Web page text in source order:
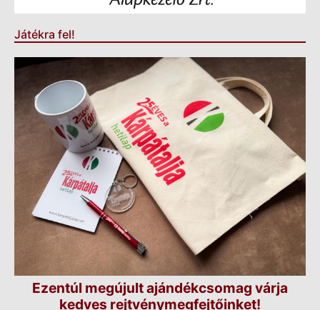
Játékra fel!
Ezentúl megújult ajándékcsomag várja
kedves rejtvénymegfejtőinket!